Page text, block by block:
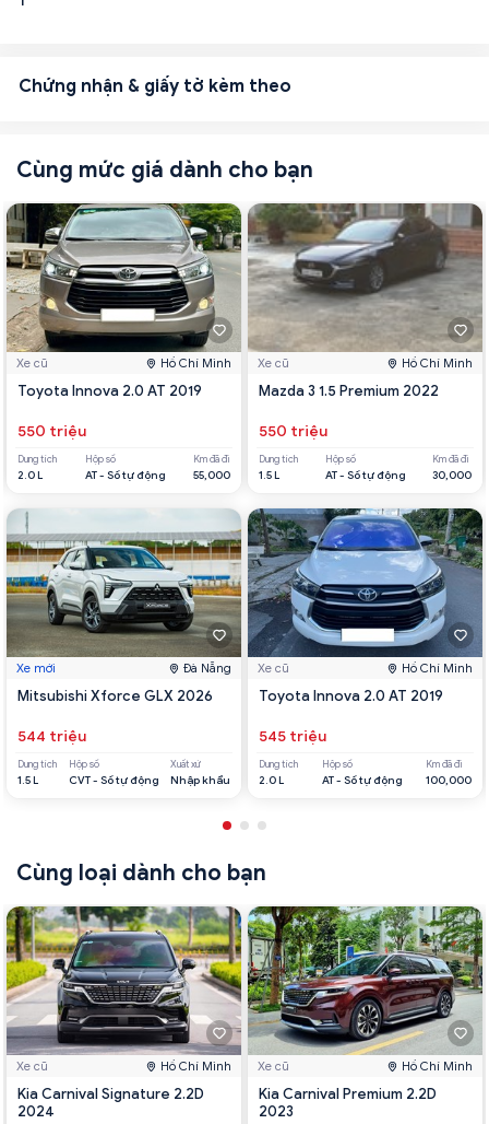
Chứng nhận & giấy tờ kèm theo
Cùng mức giá dành cho bạn
Xe cũ Hồ Chí Minh
Toyota Innova 2.0 AT 2019
550 triệu
Dung tích
2.0 L
Hộp số
AT - Số tự động
Km đã đi
55,000
Xe mới Đà Nẵng
Mitsubishi Xforce GLX 2026
544 triệu
Dung tích
1.5 L
Hộp số
CVT - Số tự động
Xuất xứ
Nhập khẩu
Xe cũ Hồ Chí Minh
Mazda 3 1.5 Premium 2022
550 triệu
Dung tích
1.5 L
Hộp số
AT - Số tự động
Km đã đi
30,000
Xe cũ Hồ Chí Minh
Toyota Innova 2.0 AT 2019
545 triệu
Dung tích
2.0 L
Hộp số
AT - Số tự động
Km đã đi
100,000
Cùng loại dành cho bạn
Xe cũ Hồ Chí Minh
Kia Carnival Signature 2.2D
2024
Xe cũ Hồ Chí Minh
Kia Carnival Premium 2.2D
2023